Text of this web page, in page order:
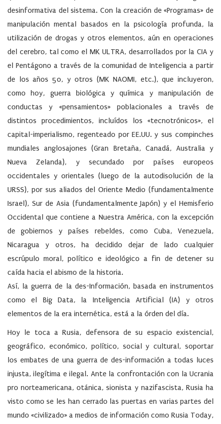
desinformativa del sistema. Con la creación de «Programas» de
manipulación mental basados en la psicología profunda, la
utilización de drogas y otros elementos, aún en operaciones
del cerebro, tal como el MK ULTRA, desarrollados por la CIA y
el Pentágono a través de la comunidad de Inteligencia a partir
de los años 50, y otros (MK NAOMI, etc.), que incluyeron,
como hoy, guerra biológica y química y manipulación de
conductas y «pensamientos» poblacionales a través de
distintos procedimientos, incluídos los «tecnotrónicos», el
capital-imperialismo, regenteado por EE.UU. y sus compinches
mundiales anglosajones (Gran Bretaña, Canadá, Australia y
Nueva Zelanda), y secundado por países europeos
occidentales y orientales (luego de la autodisolución de la
URSS), por sus aliados del Oriente Medio (fundamentalmente
Israel), Sur de Asia (fundamentalmente Japón) y el Hemisferio
Occidental que contiene a Nuestra América, con la excepción
de gobiernos y países rebeldes, como Cuba, Venezuela,
Nicaragua y otros, ha decidido dejar de lado cualquier
escrúpulo moral, político e ideológico a fin de detener su
caída hacia el abismo de la historia.
Así, la guerra de la des-Información, basada en instrumentos
como el Big Data, la Inteligencia Artificial (IA) y otros
elementos de la era internética, está a la órden del día.
Hoy le toca a Rusia, defensora de su espacio existencial,
geográfico, económico, político, social y cultural, soportar
los embates de una guerra de des-información a todas luces
injusta, ilegítima e ilegal. Ante la confrontación con la Ucrania
pro norteamericana, otánica, sionista y nazifascista, Rusia ha
visto como se les han cerrado las puertas en varias partes del
mundo «civilizado» a medios de información como Rusia Today,